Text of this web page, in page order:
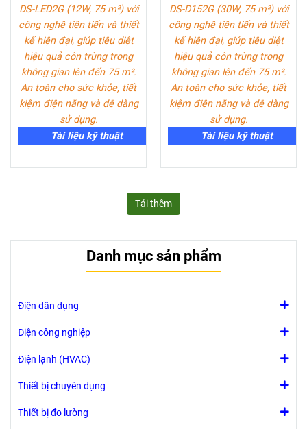
DS-LED2G (12W, 75 m²) với
công nghệ tiên tiến và thiết
kế hiện đại, giúp tiêu diệt
hiệu quả côn trùng trong
không gian lên đến 75 m².
An toàn cho sức khỏe, tiết
kiệm điện năng và dễ dàng
sử dụng.
Tài liệu kỹ thuật
DS-D152G (30W, 75 m²)với
công nghệ tiên tiến và thiết
kế hiện đại, giúp tiêu diệt
hiệu quả côn trùng trong
không gian lên đến 75 m².
An toàn cho sức khỏe, tiết
kiệm điện năng và dễ dàng
sử dụng.
Tài liệu kỹ thuật
Tải thêm
Danh mục sản phẩm
Điện dân dụng
Điện công nghiệp
Điện lạnh (HVAC)
Thiết bị chuyên dụng
Thiết bị đo lường